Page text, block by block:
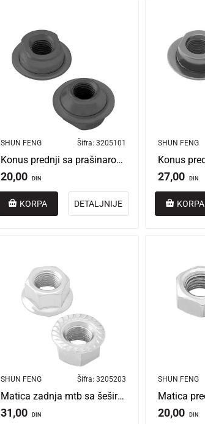
SHUN FENG Šifra:3205101
Konus prednji sa prašinarom 5/16 x 26t 8 mm kina
20,00 DIN
KORPA DETALJNIJE
SHUN FENG
27,00 DIN
KORPA
SHUN FENG Šifra:3205203
Matica zadnja mtb sa šeširom 3/8” 10 mm
31,00 DIN
SHUN FENG
20,00 DIN